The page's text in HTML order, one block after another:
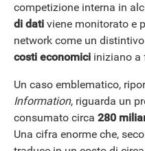
competizione interna in
di dati viene monitorato e
network come un
costi economici iniziano a
Un caso emblematico,
Information, riguarda un
consumato circa 280
Una cifra enorme che,